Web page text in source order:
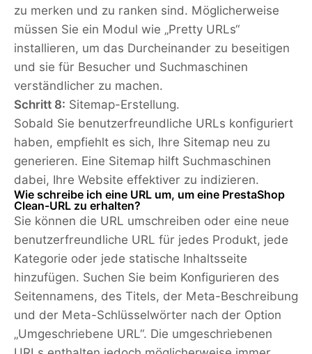
zu merken und zu ranken sind. Möglicherweise
müssen Sie ein Modul wie „Pretty URLs“
installieren, um das Durcheinander zu beseitigen
und sie für Besucher und Suchmaschinen
verständlicher zu machen.
Schritt 8: Sitemap-Erstellung.
Sobald Sie benutzerfreundliche URLs konfiguriert
haben, empfiehlt es sich, Ihre Sitemap neu zu
generieren. Eine Sitemap hilft Suchmaschinen
dabei, Ihre Website effektiver zu indizieren.
Wie schreibe ich eine URL um, um eine PrestaShop
Clean-URL zu erhalten?
Sie können die URL umschreiben oder eine neue
benutzerfreundliche URL für jedes Produkt, jede
Kategorie oder jede statische Inhaltsseite
hinzufügen. Suchen Sie beim Konfigurieren des
Seitennamens, des Titels, der Meta-Beschreibung
und der Meta-Schlüsselwörter nach der Option
„Umgeschriebene URL“. Die umgeschriebenen